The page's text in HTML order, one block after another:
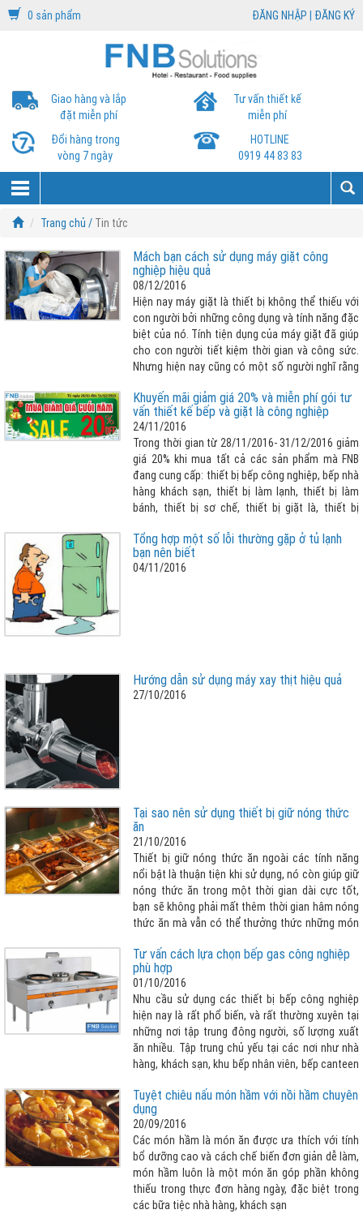
0 sản phẩm ĐĂNG NHẬP | ĐĂNG KÝ
Giao hàng và lắp
đặt miễn phí
Tư vấn thiết kế
miễn phí
Đổi hàng trong
vòng 7 ngày
HOTLINE
0919 44 83 83
Trang chủ / Tin tức
Mách bạn cách sử dụng máy giặt công
nghiệp hiệu quả
08/12/2016
Hiện nay máy giặt là thiết bị không thể thiếu với
con người bởi những công dụng và tính năng đặc
biệt của nó. Tính tiện dụng của máy giặt đã giúp
cho con người tiết kiệm thời gian và công sức.
Nhưng hiện nay cũng có một số người nghĩ rằng
nhanh hỏng và bị ảnh hưởng màu từ các quần áo
màu khác trong quá trình giặt chung.
Khuyến mãi giảm giá 20% và miễn phí gói tư
vấn thiết kế bếp và giặt là công nghiệp
24/11/2016
Trong thời gian từ 28/11/2016- 31/12/2016 giảm
giá 20% khi mua tất cả các sản phẩm mà FNB
đang cung cấp: thiết bị bếp công nghiệp, bếp nhà
hàng khách sạn, thiết bị làm lạnh, thiết bị làm
bánh, thiết bị sơ chế, thiết bị giặt là, thiết bị
Gói Tư Vấn Thiết Kế Bếp và Giặt Là Công Nghiệp
Tổng hợp một số lỗi thường gặp ở tủ lạnh
bạn nên biết
04/11/2016
Hướng dẫn sử dụng máy xay thịt hiệu quả
27/10/2016
Tại sao nên sử dụng thiết bị giữ nóng thức
ăn
21/10/2016
Thiết bị giữ nóng thức ăn ngoài các tính năng
nổi bật là thuận tiện khi sử dụng, nó còn giúp giữ
nóng thức ăn trong một thời gian dài cực tốt,
bạn sẽ không phải mất thêm thời gian hâm nóng
thức ăn mà vẫn có thể thưởng thức những món
toàn thực phẩm
Tư vấn cách lựa chọn bếp gas công nghiệp
phù hợp
01/10/2016
Nhu cầu sử dụng các thiết bị bếp công nghiệp
hiện nay là rất phổ biến, và rất thường xuyên tại
những nơi tập trung đông người, số lượng xuất
ăn nhiều. Tập trung chủ yếu tại các nơi như nhà
hàng, khách sạn, khu bếp nhân viên, bếp canteen
định kinh doanh nhà hàng và đang chuẩn bị lắp
đặt hệ thống bếp công nghiệp đạt tiêu chuẩn để
phục vụ công nghiệp. Chúng tôi xin hướng dẫn
bạn cách chọn bếp gas công nghiệp hiệu quả
Tuyệt chiêu nấu món hầm với nồi hầm chuyên
dụng
20/09/2016
Các món hầm là món ăn được ưa thích với tính
bổ dưỡng cao và cách chế biến đơn giản dễ làm,
món hầm luôn là một món ăn góp phần không
thiếu trong thực đơn hàng ngày, đặc biệt trong
các bữa tiệc nhà hàng, khách sạn